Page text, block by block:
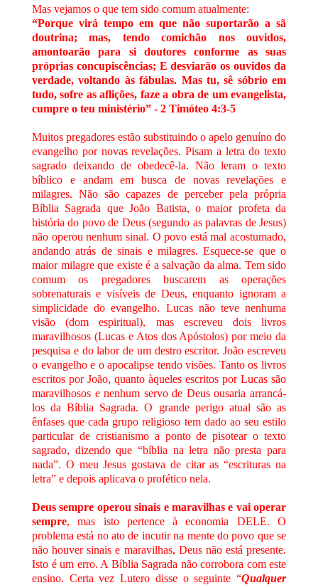
Mas vejamos o que tem sido comum atualmente:
“Porque virá tempo em que não suportarão a sã
doutrina; mas, tendo comichão nos ouvidos,
amontoarão para si doutores conforme as suas
próprias concupiscências; E desviarão os ouvidos da
verdade, voltando às fábulas. Mas tu, sê sóbrio em
tudo, sofre as aflições, faze a obra de um evangelista,
cumpre o teu ministério” - 2 Timóteo 4:3-5
Muitos pregadores estão substituindo o apelo genuíno do
evangelho por novas revelações. Pisam a letra do texto
sagrado deixando de obedecê-la. Não leram o texto
bíblico e andam em busca de novas revelações e
milagres. Não são capazes de perceber pela própria
Bíblia Sagrada que João Batista, o maior profeta da
história do povo de Deus (segundo as palavras de Jesus)
não operou nenhum sinal. O povo está mal acostumado,
andando atrás de sinais e milagres. Esquece-se que o
maior milagre que existe é a salvação da alma. Tem sido
comum os pregadores buscarem as operações
sobrenaturais e visíveis de Deus, enquanto ignoram a
simplicidade do evangelho. Lucas não teve nenhuma
visão (dom espiritual), mas escreveu dois livros
maravilhosos (Lucas e Atos dos Apóstolos) por meio da
pesquisa e do labor de um destro escritor. João escreveu
o evangelho e o apocalipse tendo visões. Tanto os livros
escritos por João, quanto àqueles escritos por Lucas são
maravilhosos e nenhum servo de Deus ousaria arrancá-
los da Bíblia Sagrada. O grande perigo atual são as
ênfases que cada grupo religioso tem dado ao seu estilo
particular de cristianismo a ponto de pisotear o texto
sagrado, dizendo que “bíblia na letra não presta para
nada”. O meu Jesus gostava de citar as “escrituras na
letra” e depois aplicava o profético nela.
Deus sempre operou sinais e maravilhas e vai operar
sempre, mas isto pertence à economia DELE. O
problema está no ato de incutir na mente do povo que se
não houver sinais e maravilhas, Deus não está presente.
Isto é um erro. A Bíblia Sagrada não corrobora com este
ensino. Certa vez Lutero disse o seguinte “Qualquer